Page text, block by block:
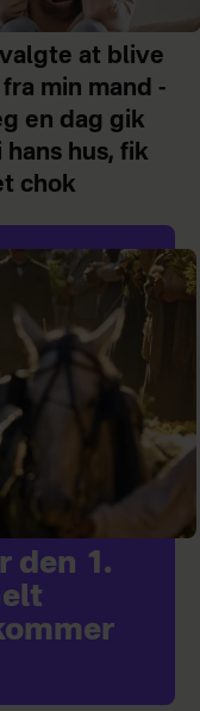
at blive
min mand -
en dag gik
hans hus, fik
chok
den 1.